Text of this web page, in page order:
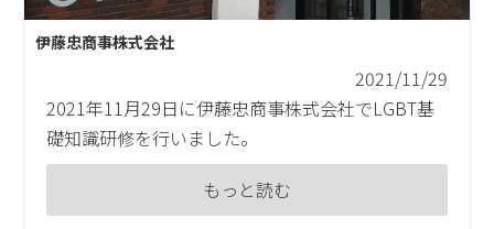
伊藤忠商事株式会社
2021/11/29
2021年11月29日に伊藤忠商事株式会社でLGBT基
礎知識研修を行いました。
もっと読む